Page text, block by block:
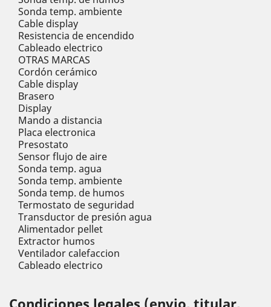
Sonda temp. ambiente
Cable display
Resistencia de encendido
Cableado electrico
OTRAS MARCAS
Cordón cerámico
Cable display
Brasero
Display
Mando a distancia
Placa electronica
Presostato
Sensor flujo de aire
Sonda temp. agua
Sonda temp. ambiente
Sonda temp. de humos
Termostato de seguridad
Transductor de presión agua
Alimentador pellet
Extractor humos
Ventilador calefaccion
Cableado electrico
Condiciones legales (envio, titular,